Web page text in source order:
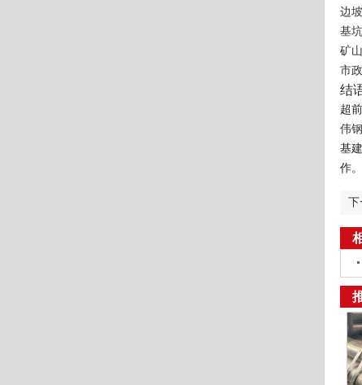
边
基
矿
市
结
超
伟
基
作。
下